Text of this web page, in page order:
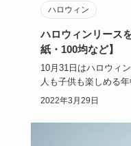
ハロウィン
ハロウィンリース
紙・100均など】
10月31日はハロウィ
人も子供も楽しめる
近づくと玄…
2022年3月29日